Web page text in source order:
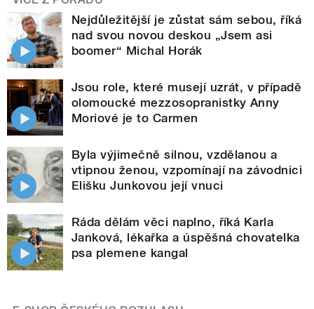
Nejdůležitější je zůstat sám sebou, říká
nad svou novou deskou „Jsem asi
boomer“ Michal Horák
Jsou role, které musejí uzrát, v případě
olomoucké mezzosopranistky Anny
Moriové je to Carmen
Byla výjimečně silnou, vzdělanou a
vtipnou ženou, vzpomínají na závodnici
Elišku Junkovou její vnuci
Ráda dělám věci naplno, říká Karla
Janková, lékařka a úspěšná chovatelka
psa plemene kangal